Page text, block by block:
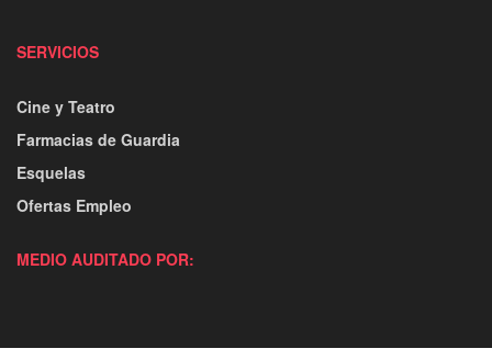
SERVICIOS
Cine y Teatro
Farmacias de Guardia
Esquelas
Ofertas Empleo
MEDIO AUDITADO POR: